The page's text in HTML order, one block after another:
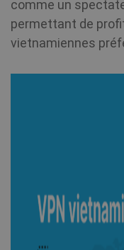
comme un
permettant de
vietnamiennes